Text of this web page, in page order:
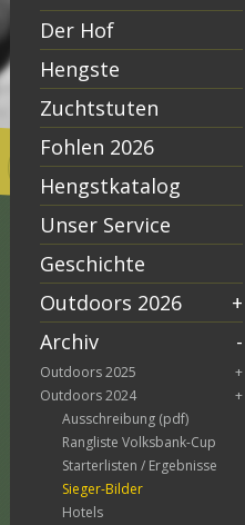
Der Hof
Hengste
Zuchtstuten
Fohlen 2026
Hengstkatalog
Unser Service
Geschichte
Outdoors 2026
+
Archiv
-
Outdoors 2025
+
Outdoors 2024
+
Ausschreibung (pdf)
Rangliste Volksbank-Cup
Starterlisten / Ergebnisse
Sieger-Bilder
Hotels